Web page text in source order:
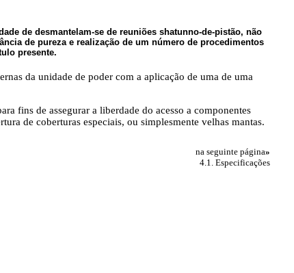
de desmantelam-se de reuniões shatunno-de-pistão, não
de pureza e realização de um número de procedimentos
presente.
da unidade de poder com a aplicação de uma de uma
fins de assegurar a liberdade do acesso a componentes
de coberturas especiais, ou simplesmente velhas mantas.
na seguinte página»
4.1. Especificações